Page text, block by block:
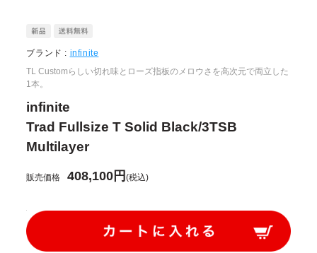
ブランド : infinite
TL Customらしい切れ味とローズ指板のメロウさを高次元で両立した
1本。
infinite
Trad Fullsize T Solid Black/3TSB
Multilayer
販売価格 408,100円(税込)